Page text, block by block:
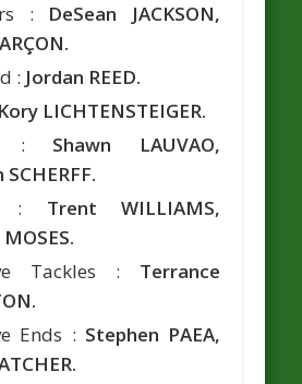
: DeSean JACKSON,
: Jordan REED.
Kory LICHTENSTEIGER.
: Shawn LAUVAO,
: Trent WILLIAMS,
Tackles : Terrance
Ends : Stephen PAEA,